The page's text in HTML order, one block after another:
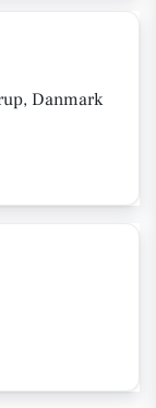
Danmark